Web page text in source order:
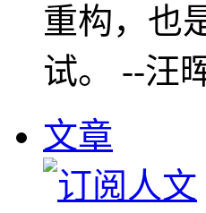
重构，也
试。 --汪
文章